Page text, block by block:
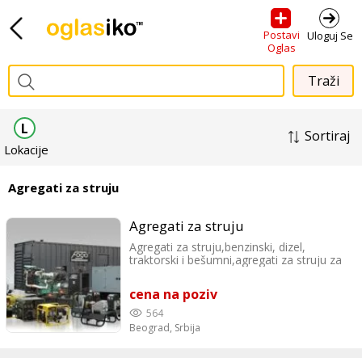
Postavi
Oglas
Uloguj Se
Sortiraj
L
Lokacije
Agregati za struju
Agregati za struju
Agregati za struju,benzinski, dizel,
traktorski i bešumni,agregati za struju za
Poljska,.Uvoz garancija,servis. Agregati za
kućnu upotrebu,profesionalnu
uptrebu.Pogonski motori benzinski,
PROLEĆNA AKCIJA Fogo agregati na
popustu.Pogonski Motori
cena na poziv
564
Beograd, Srbija